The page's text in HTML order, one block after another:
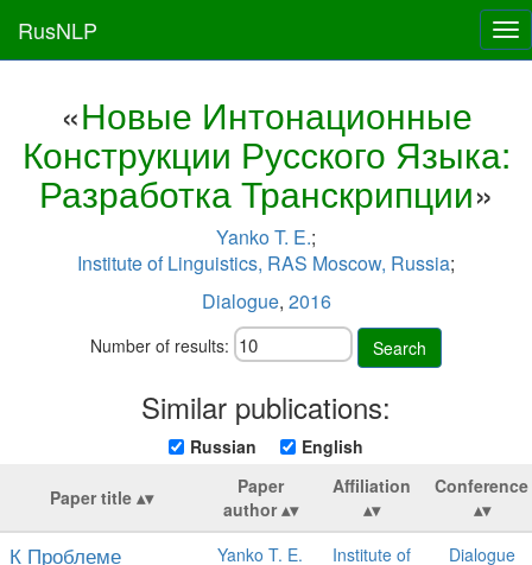
RusNLP
«Новые Интонационные
Конструкции Русского Языка:
Разработка Транскрипции»
Yanko T. E.;
Institute of Linguistics, RAS Moscow, Russia;
Dialogue, 2016
Number of results: Search
Similar publications:
Russian English
Paper title
Paper
author
Affiliation Conference
К Проблеме
Yanko T. E.
Institute of
Dialogue